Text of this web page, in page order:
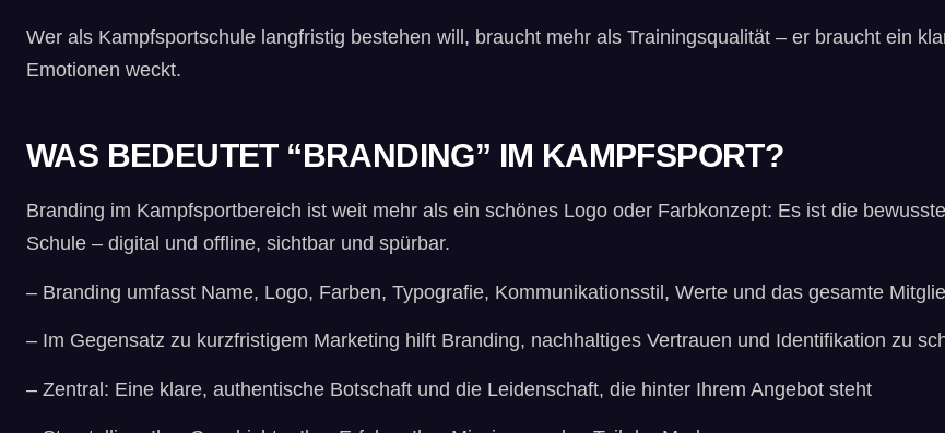
Wer als Kampfsportschule langfristig bestehen will, braucht mehr als Trainingsqualität – er braucht ein
Emotionen weckt.
WAS BEDEUTET “BRANDING” IM KAMPFSPORT?
Branding im Kampfsportbereich ist weit mehr als ein schönes Logo oder Farbkonzept: Es ist die
Schule – digital und offline, sichtbar und spürbar.
– Branding umfasst Name, Logo, Farben, Typografie, Kommunikationsstil, Werte und das gesamte
– Im Gegensatz zu kurzfristigem Marketing hilft Branding, nachhaltiges Vertrauen und Identifikation zu
– Zentral: Eine klare, authentische Botschaft und die Leidenschaft, die hinter Ihrem Angebot steht